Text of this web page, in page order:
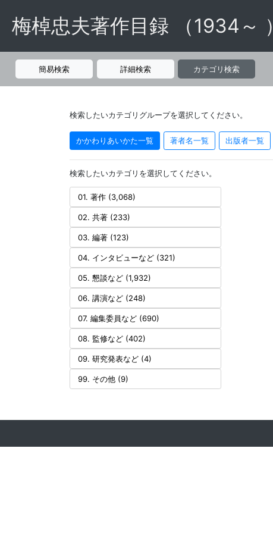
梅棹忠夫著作目録 （1934～ ）
簡易検索 詳細検索 カテゴリ検索
検索したいカテゴリグループを選択してください。
かかわりあいかた一覧 著者名一覧 出版者一覧
検索したいカテゴリを選択してください。
01. 著作 (3,068)
02. 共著 (233)
03. 編著 (123)
04. インタビューなど (321)
05. 懇談など (1,932)
06. 講演など (248)
07. 編集委員など (690)
08. 監修など (402)
09. 研究発表など (4)
99. その他 (9)